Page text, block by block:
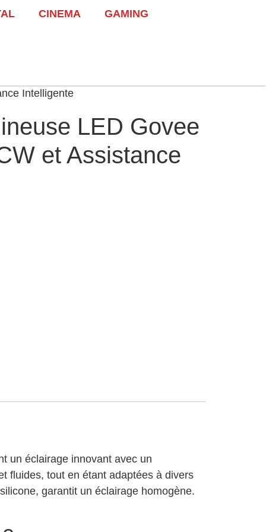
CINEMA GAMING
Intelligente
LED Govee
et Assistance
un éclairage innovant avec un
fluides, tout en étant adaptées à divers
garantit un éclairage homogène.